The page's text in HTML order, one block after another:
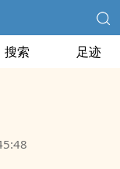
搜索 足迹